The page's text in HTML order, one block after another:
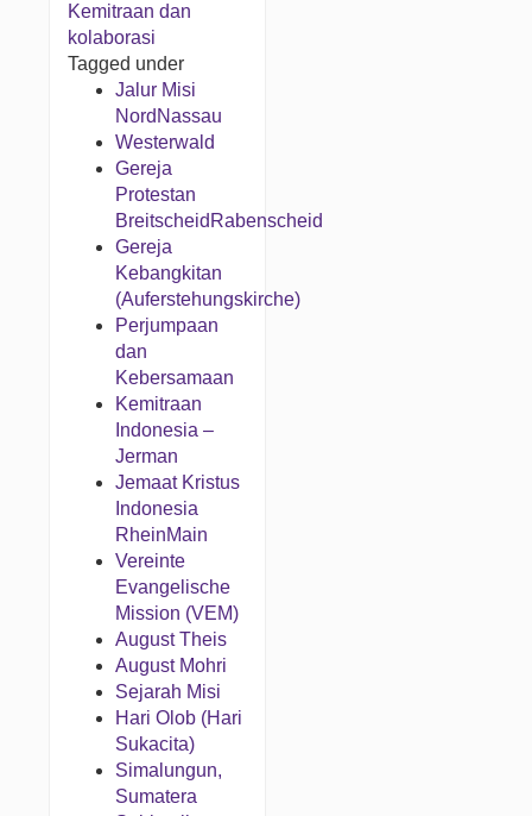
Kemitraan dan
kolaborasi
Tagged under
Jalur Misi
NordNassau
Westerwald
Gereja
Protestan
BreitscheidRabenscheid
Gereja
Kebangkitan
(Auferstehungskirche)
Perjumpaan
dan
Kebersamaan
Kemitraan
Indonesia –
Jerman
Jemaat Kristus
Indonesia
RheinMain
Vereinte
Evangelische
Mission (VEM)
August Theis
August Mohri
Sejarah Misi
Hari Olob (Hari
Sukacita)
Simalungun,
Sumatera